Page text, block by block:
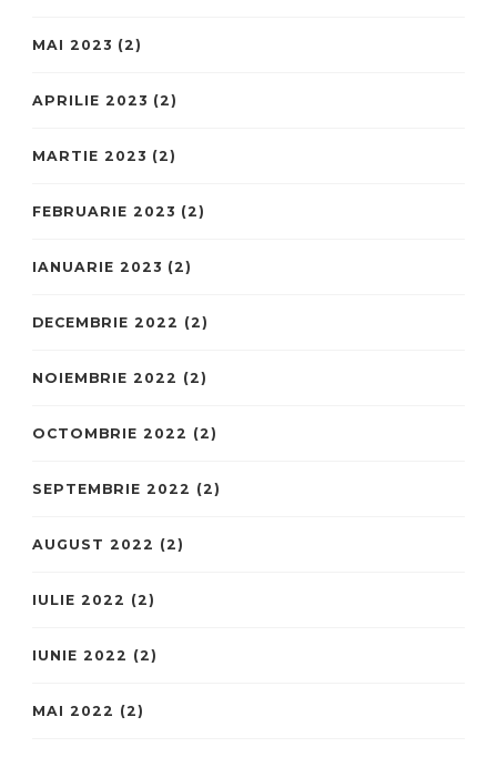
MAI 2023 (2)
APRILIE 2023 (2)
MARTIE 2023 (2)
FEBRUARIE 2023 (2)
IANUARIE 2023 (2)
DECEMBRIE 2022 (2)
NOIEMBRIE 2022 (2)
OCTOMBRIE 2022 (2)
SEPTEMBRIE 2022 (2)
AUGUST 2022 (2)
IULIE 2022 (2)
IUNIE 2022 (2)
MAI 2022 (2)